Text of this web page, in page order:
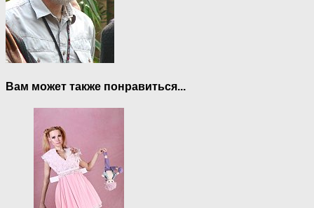
Вам может также понравиться...